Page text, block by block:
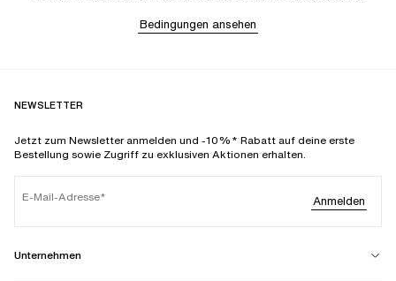
Bedingungen ansehen
NEWSLETTER
Jetzt zum Newsletter anmelden und -10%* Rabatt auf deine erste
Bestellung sowie Zugriff zu exklusiven Aktionen erhalten.
E-Mail-Adresse Anmelden
Unternehmen